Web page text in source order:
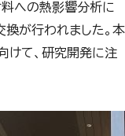
への熱影響分析に
が行われました。本
けて、研究開発に注